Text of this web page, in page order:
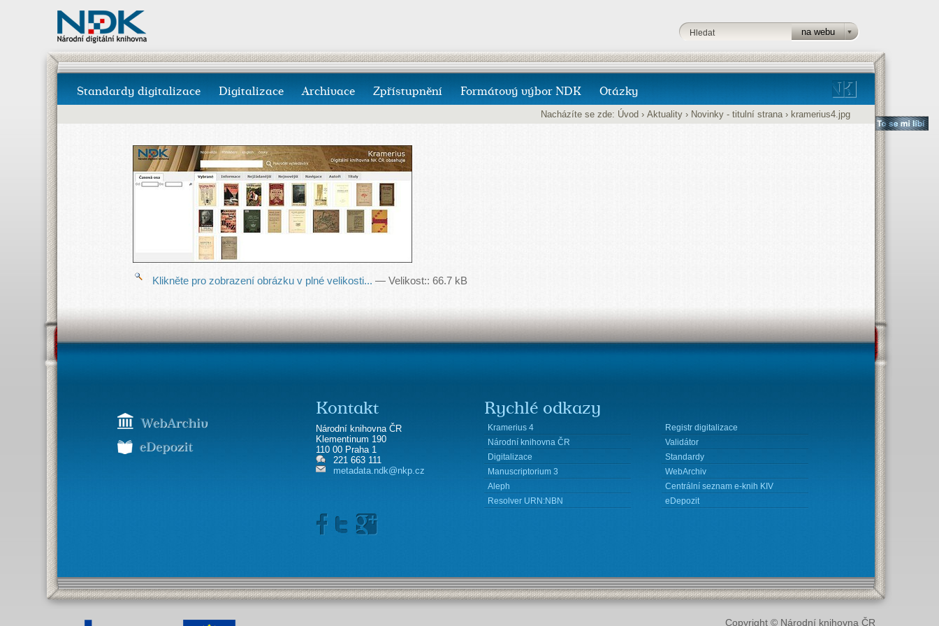
Standardy digitalizace Digitalizace Archivace Zpřístupnění Formátový výbor NDK Otázky
Nacházíte se zde: Úvod › Aktuality › Novinky - titulní strana › kramerius4.jpg
Klikněte pro zobrazení obrázku v plné velikosti... — Velikost:: 66.7 kB
Kontakt
Národní knihovna ČR
Klementinum 190
110 00 Praha 1
221 663 111
metadata.ndk@nkp.cz
Rychlé odkazy
Kramerius 4
Registr digitalizace
Národní knihovna ČR
Validátor
Digitalizace
Standardy
Manuscriptorium 3
WebArchiv
Aleph
Centrální seznam e-knih KIV
Resolver URN:NBN
eDepozit
Copyright © Národní knihovna ČR